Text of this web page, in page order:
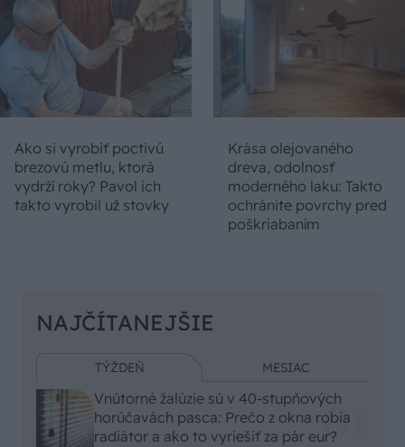
Ako si vyrobiť poctivú
brezovú metlu, ktorá
vydrží roky? Pavol ich
takto vyrobil už stovky
Krása olejovaného
dreva, odolnosť
moderného laku: Takto
ochránite povrchy pred
poškriabaním
NAJČÍTANEJŠIE
TÝŽDEŇ MESIAC
Vnútorné žalúzie sú v 40-stupňových
horúčavách pasca: Prečo z okna robia
radiátor a ako to vyriešiť za pár eur?